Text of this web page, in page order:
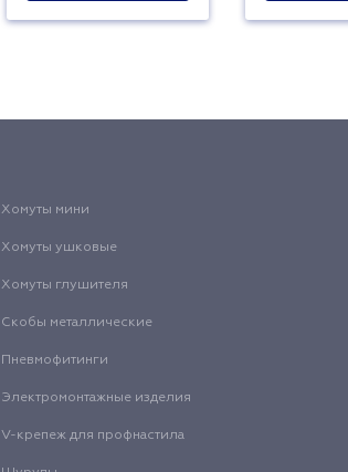
Хомуты мини
Хомуты ушковые
Хомуты глушителя
Скобы металлические
Пневмофитинги
Электромонтажные изделия
V-крепеж для профнастила